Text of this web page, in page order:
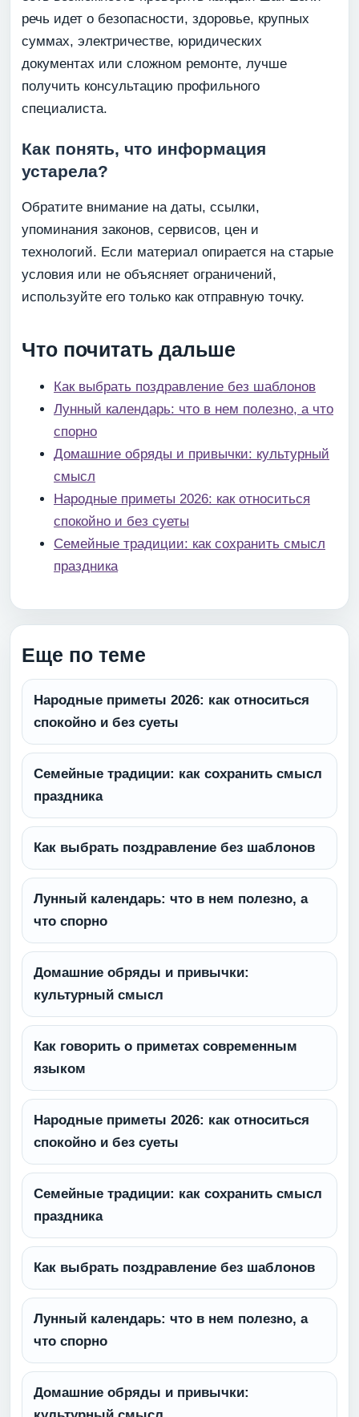
речь идет о безопасности, здоровье, крупных
суммах, электричестве, юридических
документах или сложном ремонте, лучше
получить консультацию профильного
специалиста.
Как понять, что информация
устарела?
Обратите внимание на даты, ссылки,
упоминания законов, сервисов, цен и
технологий. Если материал опирается на старые
условия или не объясняет ограничений,
используйте его только как отправную точку.
Что почитать дальше
Как выбрать поздравление без шаблонов
Лунный календарь: что в нем полезно, а что
спорно
Домашние обряды и привычки: культурный
смысл
Народные приметы 2026: как относиться
спокойно и без суеты
Семейные традиции: как сохранить смысл
праздника
Еще по теме
Народные приметы 2026: как относиться
спокойно и без суеты
Семейные традиции: как сохранить смысл
праздника
Как выбрать поздравление без шаблонов
Лунный календарь: что в нем полезно, а
что спорно
Домашние обряды и привычки:
культурный смысл
Как говорить о приметах современным
языком
Народные приметы 2026: как относиться
спокойно и без суеты
Семейные традиции: как сохранить смысл
праздника
Как выбрать поздравление без шаблонов
Лунный календарь: что в нем полезно, а
что спорно
Домашние обряды и привычки: